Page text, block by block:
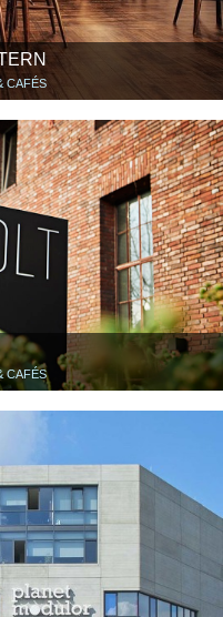
CAFÉS
CAFÉS